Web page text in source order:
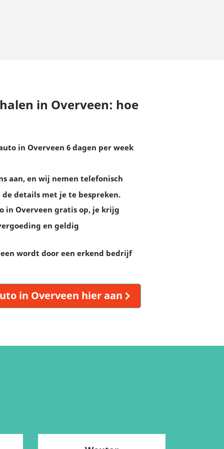
in Overveen: hoe
in Overveen 6 dagen per week
aan, en wij nemen telefonisch
details met je te bespreken.
in Overveen gratis op, je krijg
en geldig
wordt door een erkend bedrijf
in Overveen hier aan